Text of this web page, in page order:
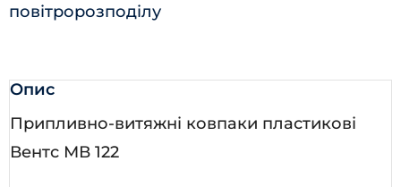
повітророзподілу
Опис
Припливно-витяжні ковпаки пластикові
Вентс МВ 122